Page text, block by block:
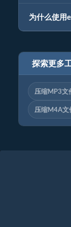
为什么使用
探索更多
压缩MP3文
压缩M4A文